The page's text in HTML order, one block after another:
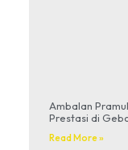
Ambalan
Prestasi di
Read More »